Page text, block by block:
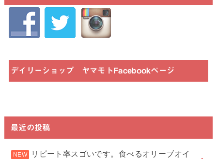
デイリーショップ ヤマモトFacebookページ
最近の投稿
リピート率スゴいです。食べるオリーブオイ